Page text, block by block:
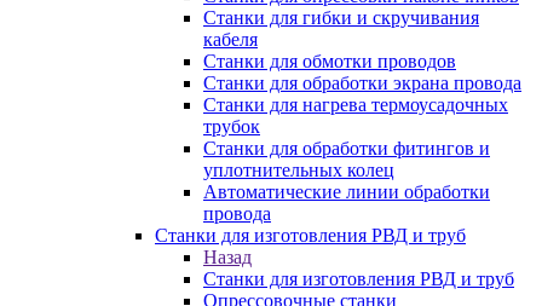
Станки для гибки и скручивания
кабеля
Станки для обмотки проводов
Станки для обработки экрана провода
Станки для нагрева термоусадочных
трубок
Станки для обработки фитингов и
уплотнительных колец
Автоматические линии обработки
провода
Станки для изготовления РВД и труб
Назад
Станки для изготовления РВД и труб
Опрессовочные станки